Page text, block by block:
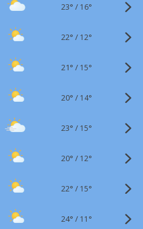
23° / 16°
22° / 12°
21° / 15°
20° / 14°
23° / 15°
20° / 12°
22° / 15°
24° / 11°